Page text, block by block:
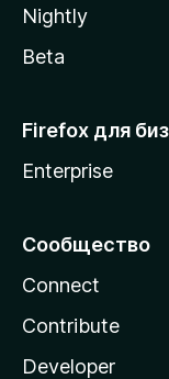
Nightly
Beta
Firefox для
Enterprise
Сообщество
Connect
Contribute
Developer